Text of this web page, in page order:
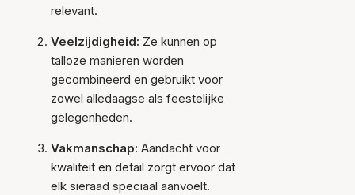
relevant.
Veelzijdigheid: Ze kunnen op
talloze manieren worden
gecombineerd en gebruikt voor
zowel alledaagse als feestelijke
gelegenheden.
Vakmanschap: Aandacht voor
kwaliteit en detail zorgt ervoor dat
elk sieraad speciaal aanvoelt.